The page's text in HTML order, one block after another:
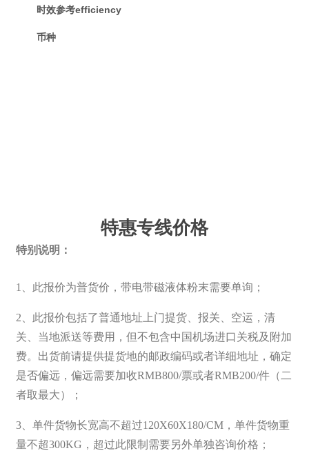
时效参考efficiency
币种
特惠专线价格
特别说明：
1、此报价为普货价，带电带磁液体粉末需要单询；
2、此报价包括了普通地址上门提货、报关、空运，清
关、当地派送等费用，但不包含中国机场进口关税及附加
费。出货前请提供提货地的邮政编码或者详细地址，确定
是否偏远，偏远需要加收RMB800/票或者RMB200/件（二
者取最大）；
3、单件货物长宽高不超过120X60X180/CM，单件货物重
量不超300KG，超过此限制需要另外单独咨询价格；